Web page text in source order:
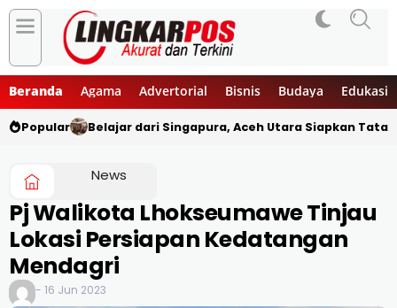
Beranda Agama Advertorial Bisnis Budaya Edukasi
Popular Belajar dari Singapura, Aceh Utara Siapkan
News
Pj Walikota Lhokseumawe Tinjau
Lokasi Persiapan Kedatangan
Mendagri
- 16 Jun 2023